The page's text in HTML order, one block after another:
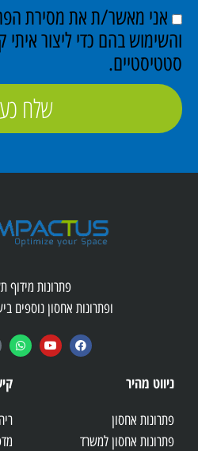
אני מאשר/ת את מסירת
והשימוש בהם כדי ליצור איתי
סטטיסטיים.
שלח
פתרונות מידוף
ופתרונות אחסון נוספים
ניווט מהיר
פתרונות אחסון
פתרונות אחסון למשרד